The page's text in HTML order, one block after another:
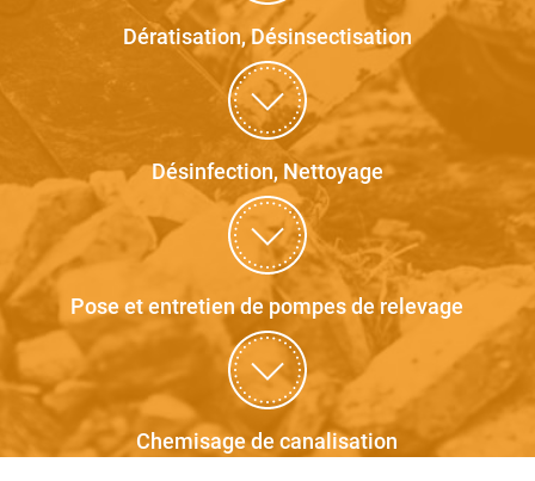
Dératisation, Désinsectisation
Désinfection, Nettoyage
Pose et entretien de pompes de relevage
Chemisage de canalisation